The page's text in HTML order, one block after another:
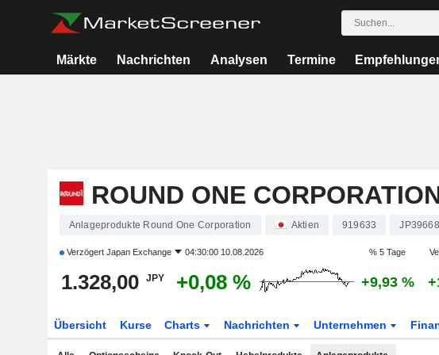
Märkte Nachrichten Analysen Termine
ROUND ONE
Anlageprodukte Round One Corporation Aktien 919633
Verzögert Japan Exchange 04:30:00 10.08.2026 % 5 Tage
1.328,00 JPY +0,08 % +9,93 %
Übersicht Kurse Charts Nachrichten Unternehmen